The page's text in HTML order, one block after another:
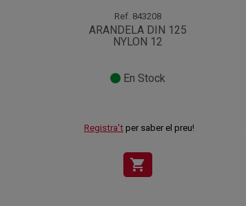
Ref. 843208
ARANDELA DIN 125
NYLON 12
En Stock
Registra't per saber el preu!
shopping_cart